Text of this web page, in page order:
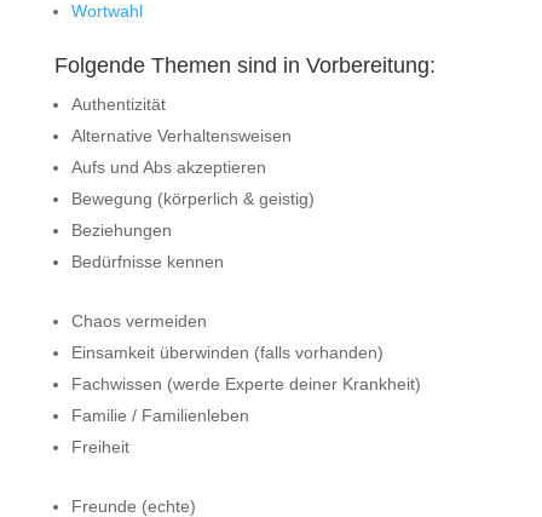
Wortwahl
Folgende Themen sind in Vorbereitung:
Authentizität
Alternative Verhaltensweisen
Aufs und Abs akzeptieren
Bewegung (körperlich & geistig)
Beziehungen
Bedürfnisse kennen
Chaos vermeiden
Einsamkeit überwinden (falls vorhanden)
Fachwissen (werde Experte deiner Krankheit)
Familie / Familienleben
Freiheit
Freunde (echte)